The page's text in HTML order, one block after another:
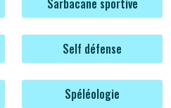
Sarbacane sportive
Self défense
Spéléologie